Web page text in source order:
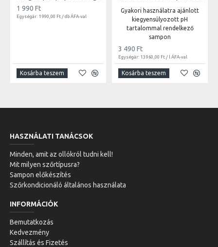
1 990 Ft
Egységár: 1 990,00 Ft / db ÁFA-val
Kosárba teszem
Gyakori használatra ajánlott
kiegyensúlyozott pH
tartalommal rendelkező
sampon
3 490 Ft
Egységár: 13 960,00 Ft / l ÁFA-val
Kosárba teszem
HASZNÁLATI TANÁCSOK
Minden, amit az ollókról tudni kell!
Mit milyen szőrtípusra?
Sampon előkészítés
Szőrkondicionáló általános használata
INFORMÁCIÓK
Bemutatkozás
Kedvezmény
Szállítás és Fizetés